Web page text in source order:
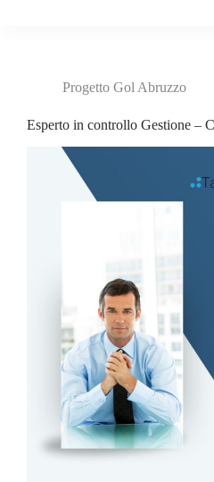
Progetto Gol Abruzzo
Esperto in controllo Gestione –